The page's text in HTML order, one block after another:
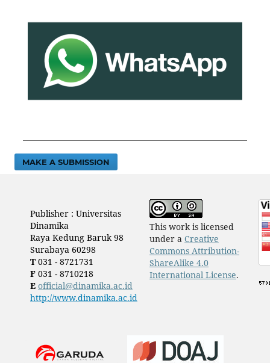
MAKE A SUBMISSION
Publisher : Universitas
Dinamika
Raya Kedung Baruk 98
Surabaya 60298
T031 - 8721731
F031 - 8710218
E official@dinamika.ac.id
http://www.dinamika.ac.id
This work is licensed
under a Creative
Commons Attribution-
ShareAlike 4.0
International License.